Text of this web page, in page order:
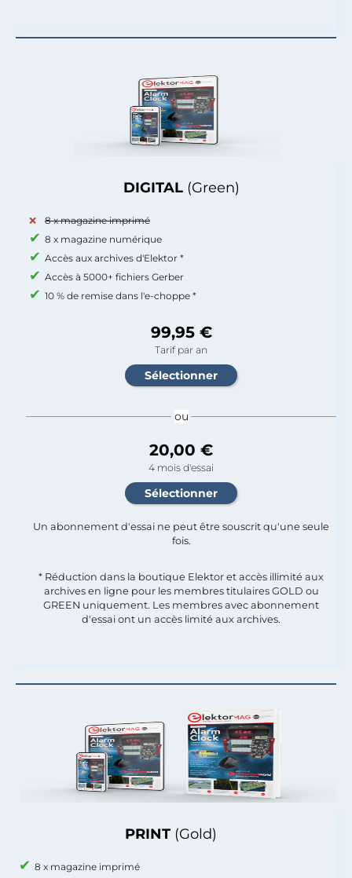
PRINT (Gold)
8 x magazine imprimé
DIGITAL (Green)
8 x magazine imprimé
8 x magazine numérique
Accès aux archives d'Elektor *
Accès à 5000+ fichiers Gerber
10 % de remise dans l'e-choppe *
99,95 €
Tarif par an
ou
20,00 €
4 mois d'essai
Un abonnement d'essai ne peut être souscrit qu'une seule
fois.​
* Réduction dans la boutique Elektor et accès illimité aux
archives en ligne pour les membres titulaires GOLD ou
GREEN uniquement. Les membres avec abonnement
d'essai ont un accès limité aux archives.